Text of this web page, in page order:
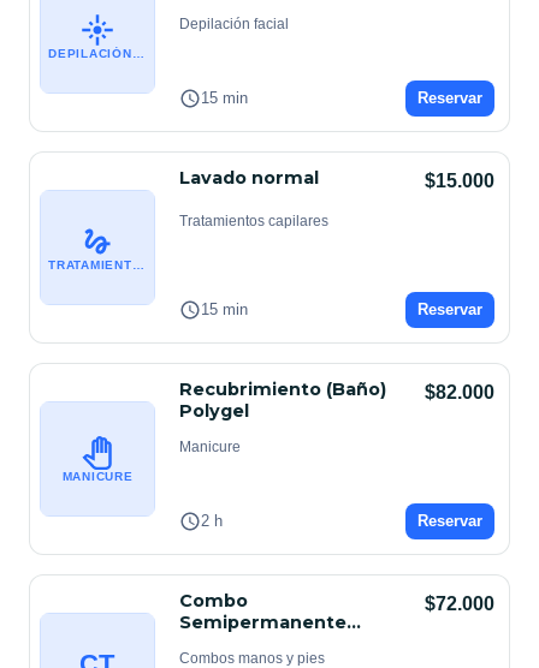
Depilación facial
15 min Reservar
Lavado normal $15.000
Tratamientos capilares
15 min Reservar
MANICURE
Recubrimiento (Baño)
Polygel
$82.000
Manicure
2 h Reservar
Combo
Semipermanente
$72.000
Combos manos y pies